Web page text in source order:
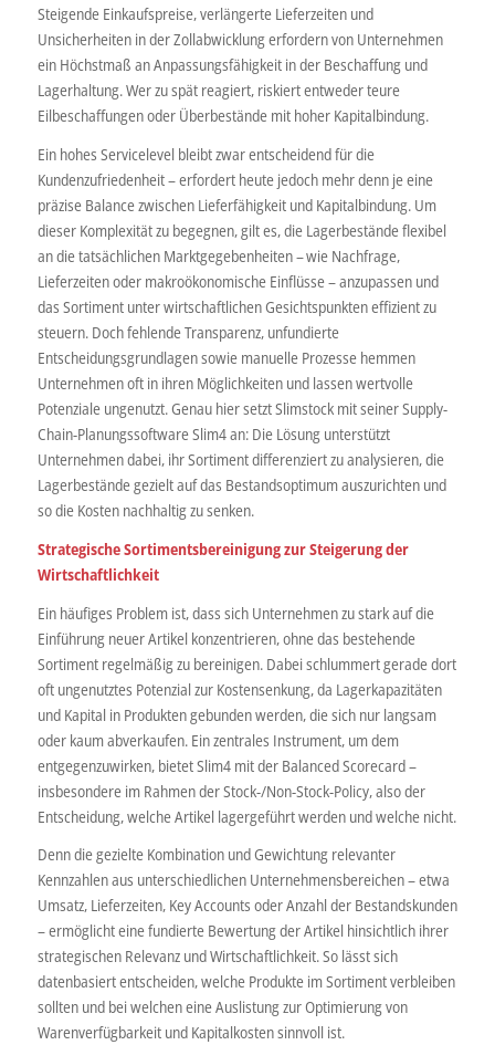
Steigende Einkaufspreise, verlängerte Lieferzeiten und
Unsicherheiten in der Zollabwicklung erfordern von Unternehmen
ein Höchstmaß an Anpassungsfähigkeit in der Beschaffung und
Lagerhaltung. Wer zu spät reagiert, riskiert entweder teure
Eilbeschaffungen oder Überbestände mit hoher Kapitalbindung.
Ein hohes Servicelevel bleibt zwar entscheidend für die
Kundenzufriedenheit – erfordert heute jedoch mehr denn je eine
präzise Balance zwischen Lieferfähigkeit und Kapitalbindung. Um
dieser Komplexität zu begegnen, gilt es, die Lagerbestände flexibel
an die tatsächlichen Marktgegebenheiten – wie Nachfrage,
Lieferzeiten oder makroökonomische Einflüsse – anzupassen und
das Sortiment unter wirtschaftlichen Gesichtspunkten effizient zu
steuern. Doch fehlende Transparenz, unfundierte
Entscheidungsgrundlagen sowie manuelle Prozesse hemmen
Unternehmen oft in ihren Möglichkeiten und lassen wertvolle
Potenziale ungenutzt. Genau hier setzt Slimstock mit seiner Supply-
Chain-Planungssoftware Slim4 an: Die Lösung unterstützt
Unternehmen dabei, ihr Sortiment differenziert zu analysieren, die
Lagerbestände gezielt auf das Bestandsoptimum auszurichten und
so die Kosten nachhaltig zu senken.
Strategische Sortimentsbereinigung zur Steigerung der
Wirtschaftlichkeit
Ein häufiges Problem ist, dass sich Unternehmen zu stark auf die
Einführung neuer Artikel konzentrieren, ohne das bestehende
Sortiment regelmäßig zu bereinigen. Dabei schlummert gerade dort
oft ungenutztes Potenzial zur Kostensenkung, da Lagerkapazitäten
und Kapital in Produkten gebunden werden, die sich nur langsam
oder kaum abverkaufen. Ein zentrales Instrument, um dem
entgegenzuwirken, bietet Slim4 mit der Balanced Scorecard –
insbesondere im Rahmen der Stock-/Non-Stock-Policy, also der
Entscheidung, welche Artikel lagergeführt werden und welche nicht.
Denn die gezielte Kombination und Gewichtung relevanter
Kennzahlen aus unterschiedlichen Unternehmensbereichen – etwa
Umsatz, Lieferzeiten, Key Accounts oder Anzahl der Bestandskunden
– ermöglicht eine fundierte Bewertung der Artikel hinsichtlich ihrer
strategischen Relevanz und Wirtschaftlichkeit. So lässt sich
datenbasiert entscheiden, welche Produkte im Sortiment verbleiben
sollten und bei welchen eine Auslistung zur Optimierung von
Warenverfügbarkeit und Kapitalkosten sinnvoll ist.